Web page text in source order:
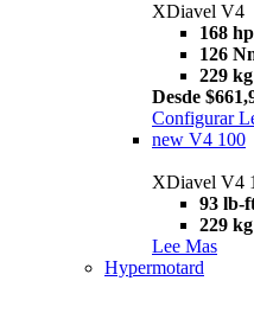
XDiavel V4
168 hp
126
229 kg
Desde
Configurar
new V4 100
XDiavel V4
93 lb-
229 kg
Lee Mas
Hypermotard